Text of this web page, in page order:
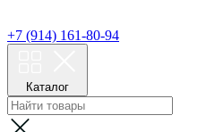
+7 (914) 161-80-94
Каталог